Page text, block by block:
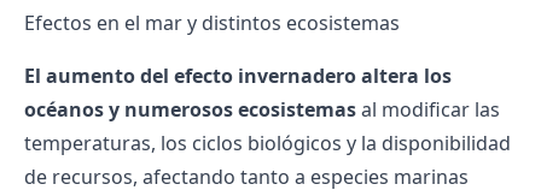
Efectos en el mar y distintos ecosistemas
El aumento del efecto invernadero altera los
océanos y numerosos ecosistemasal modificar las
temperaturas, los ciclos biológicos y la disponibilidad
de recursos, afectando tanto a especies marinas